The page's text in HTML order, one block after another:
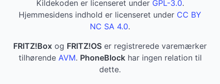
Kildekoden er licenseret under GPL-3.0.
Hjemmesidens indhold er licenseret under CC BY
NC SA 4.0.
FRITZ!Box og FRITZ!OS er registrerede varemærker
tilhørende AVM. PhoneBlockhar ingen relation til
dette.